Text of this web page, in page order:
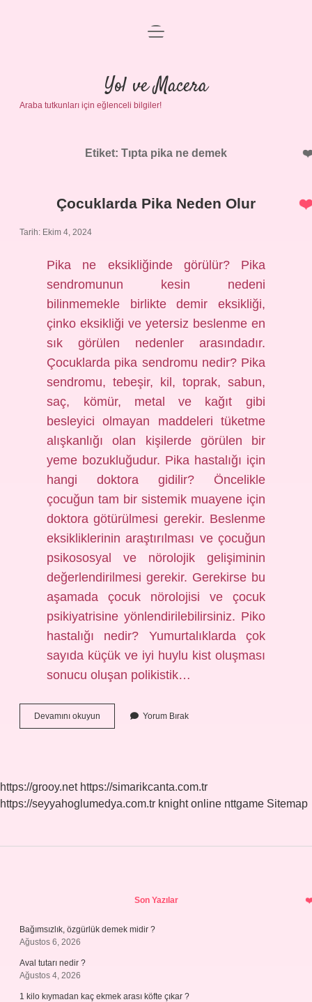
Anasayfa
Gizlilik Politikası
Yasal Uyarı
menüyü
Yol ve Macera
Araba tutkunları için eğlenceli bilgiler!
Etiket: Tıpta pika ne demek
Çocuklarda Pika Neden Olur
Tarih: Ekim 4, 2024
Pika ne eksikliğinde görülür? Pika
sendromunun kesin nedeni
bilinmemekle birlikte demir eksikliği,
çinko eksikliği ve yetersiz beslenme en
sık görülen nedenler arasındadır.
Çocuklarda pika sendromu nedir? Pika
sendromu, tebeşir, kil, toprak, sabun,
saç, kömür, metal ve kağıt gibi
besleyici olmayan maddeleri tüketme
alışkanlığı olan kişilerde görülen bir
yeme bozukluğudur. Pika hastalığı için
hangi doktora gidilir? Öncelikle
çocuğun tam bir sistemik muayene için
doktora götürülmesi gerekir. Beslenme
eksikliklerinin araştırılması ve çocuğun
psikososyal ve nörolojik gelişiminin
değerlendirilmesi gerekir. Gerekirse bu
aşamada çocuk nörolojisi ve çocuk
psikiyatrisine yönlendirilebilirsiniz. Piko
hastalığı nedir? Yumurtalıklarda çok
sayıda küçük ve iyi huylu kist oluşması
sonucu oluşan polikistik…
Devamını okuyun Çocuklarda
Pika
Yorum Bırak
https://grooy.net https://simarikcanta.com.tr
https://seyyahoglumedya.com.tr knight online nttgame Sitemap
Son Yazılar
Bağımsızlık, özgürlük demek midir ?
Ağustos 6, 2026
Aval tutarı nedir ?
Ağustos 4, 2026
1 kilo kıymadan kaç ekmek arası köfte çıkar ?